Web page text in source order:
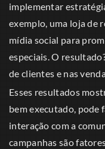
implementar
exemplo, uma loja de
mídia social para
especiais. O
de clientes e nas
Esses resultados
bem executado, pode
interação com a
campanhas são